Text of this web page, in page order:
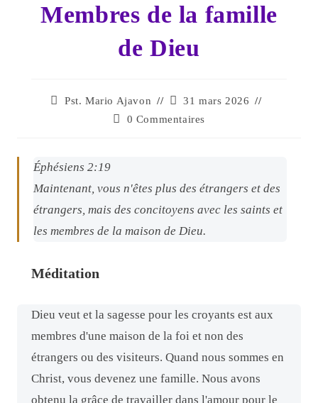
Membres de la famille
de Dieu
Pst. Mario Ajavon
31 mars 2026
0 Commentaires
Éphésiens 2:19
Maintenant, vous n'êtes plus des étrangers et des
étrangers, mais des concitoyens avec les saints et
les membres de la maison de Dieu.
Méditation
Dieu veut et la sagesse pour les croyants est aux
membres d'une maison de la foi et non des
étrangers ou des visiteurs. Quand nous sommes en
Christ, vous devenez une famille. Nous avons
obtenu la grâce de travailler dans l'amour pour le